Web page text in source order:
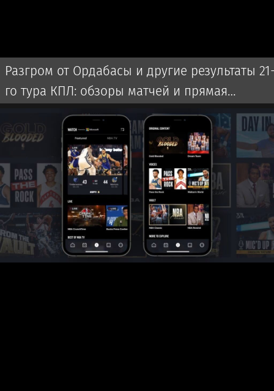
Разгром от Ордабасы и другие результаты
го тура КПЛ: обзоры матчей и прямая
трансляция